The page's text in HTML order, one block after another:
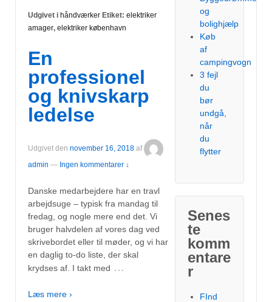
Udgivet i håndværker Etiket: elektriker
amager, elektriker københavn
En
professionel
og knivskarp
ledelse
Udgivet den november 16, 2018 af
admin — Ingen kommentarer ↓
Danske medarbejdere har en travl
arbejdsuge – typisk fra mandag til
fredag, og nogle mere end det. Vi
bruger halvdelen af vores dag ved
skrivebordet eller til møder, og vi har
en daglig to-do liste, der skal
krydses af. I takt med …
Læs mere ›
og
bolighjælp
Køb
af
campingvogn
3 fejl
du
bør
undgå,
når
du
flytter
Senes
te
komm
entare
r
FInd